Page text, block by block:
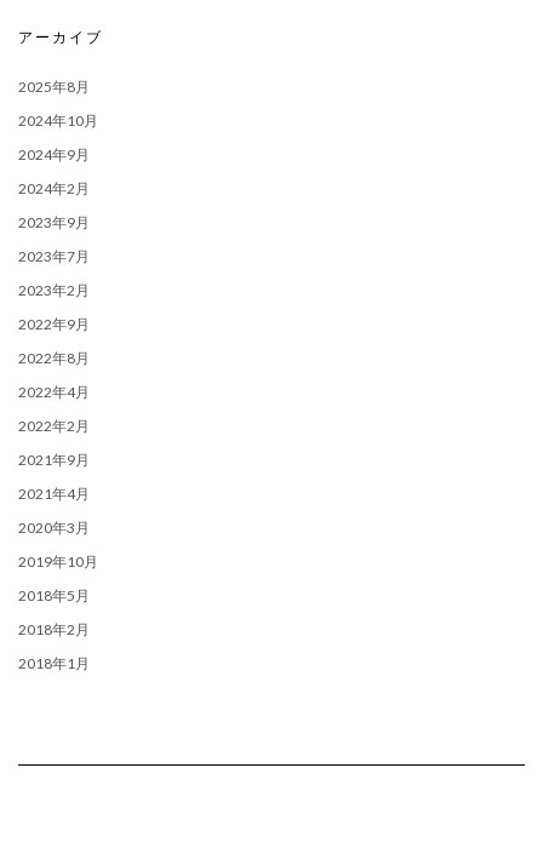
アーカイブ
2025年8月
2024年10月
2024年9月
2024年2月
2023年9月
2023年7月
2023年2月
2022年9月
2022年8月
2022年4月
2022年2月
2021年9月
2021年4月
2020年3月
2019年10月
2018年5月
2018年2月
2018年1月